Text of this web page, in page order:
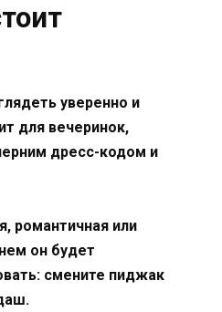
уверенно и
для вечеринок,
дресс-кодом и
романтичная или
он будет
смените пиджак